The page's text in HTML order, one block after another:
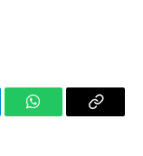
WhatsAppCopy